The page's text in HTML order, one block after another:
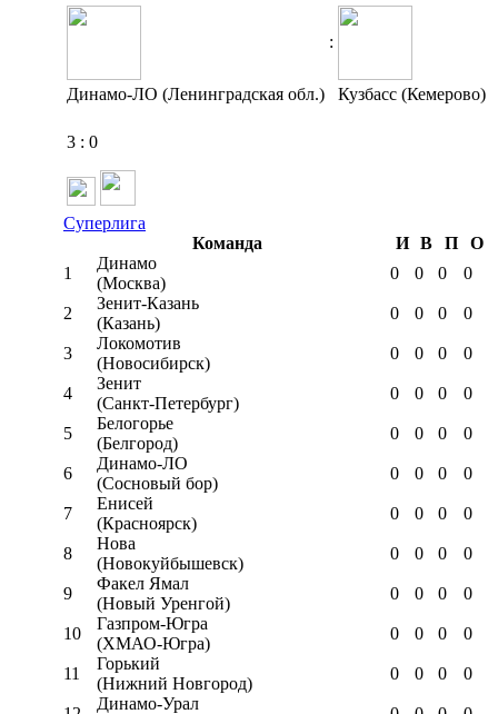
:
Динамо-ЛО (Ленинградская обл.) Кузбасс (Кемерово)
3 : 0
Суперлига
Команда
И В П
О
1
Динамо
(Москва)
0 0 0 0
2
Зенит-Казань
(Казань)
0 0 0 0
3
Локомотив
(Новосибирск)
0 0 0 0
4
Зенит
(Санкт-Петербург)
0 0 0 0
5
Белогорье
(Белгород)
0 0 0 0
6
Динамо-ЛО
(Сосновый бор)
0 0 0 0
7
Енисей
(Красноярск)
0 0 0 0
8
Нова
(Новокуйбышевск)
0 0 0 0
9
Факел Ямал
(Новый Уренгой)
0 0 0 0
10
Газпром-Югра
(ХМАО-Югра)
0 0 0 0
11
Горький
(Нижний Новгород)
0 0 0 0
Динамо-Урал